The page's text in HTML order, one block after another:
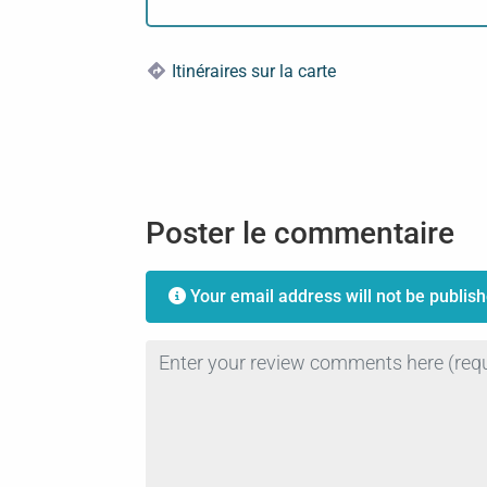
Itinéraires sur la carte
Poster le commentaire
Your email address will not be
Review text